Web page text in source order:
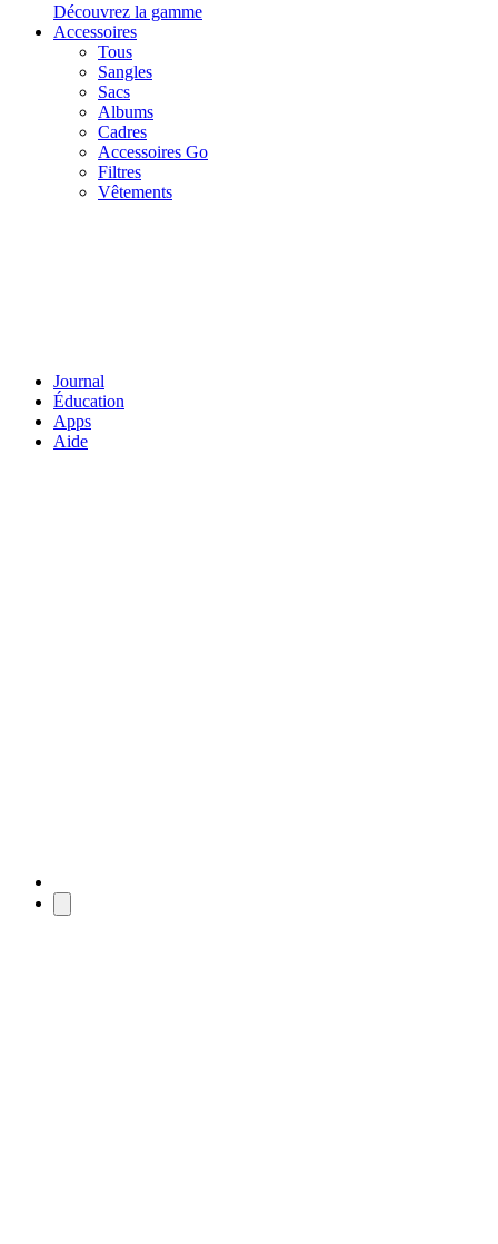
Découvrez la gamme
Accessoires
Tous
Sangles
Sacs
Albums
Cadres
Accessoires Go
Filtres
Vêtements
Journal
Éducation
Apps
Aide